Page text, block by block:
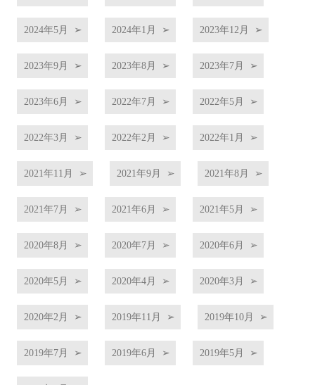
2024年5月 2024年1月 2023年12月
2023年9月 2023年8月 2023年7月
2023年6月 2022年7月 2022年5月
2022年3月 2022年2月 2022年1月
2021年11月 2021年9月 2021年8月
2021年7月 2021年6月 2021年5月
2020年8月 2020年7月 2020年6月
2020年5月 2020年4月 2020年3月
2020年2月 2019年11月 2019年10月
2019年7月 2019年6月 2019年5月